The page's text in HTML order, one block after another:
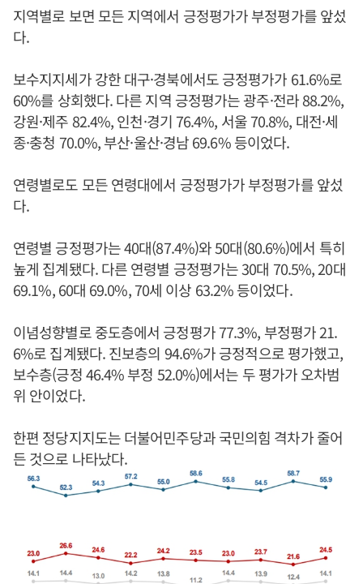
지역별로 보면 모든 지역에서 긍정평가가 부정평가를 앞섰
다.
보수지지세가 강한 대구·경북에서도 긍정평가가 61.6%로
60%를 상회했다. 다른 지역 긍정평가는 광주·전라 88.2%,
강원·제주 82.4%, 인천·경기 76.4%, 서울 70.8%, 대전·세
종·충청 70.0%, 부산·울산·경남 69.6% 등이었다.
연령별로도 모든 연령대에서 긍정평가가 부정평가를 앞섰
다.
연령별 긍정평가는 40대(87.4%)와 50대(80.6%)에서 특히
높게 집계됐다. 다른 연령별 긍정평가는 30대 70.5%, 20대
69.1%, 60대 69.0%, 70세 이상 63.2% 등이었다.
이념성향별로 중도층에서 긍정평가 77.3%, 부정평가 21.
6%로 집계됐다. 진보층의 94.6%가 긍정적으로 평가했고,
보수층(긍정 46.4% 부정 52.0%)에서는 두 평가가 오차범
위 안이었다.
한편 정당지지도는 더불어민주당과 국민의힘 격차가 줄어
든 것으로 나타났다.